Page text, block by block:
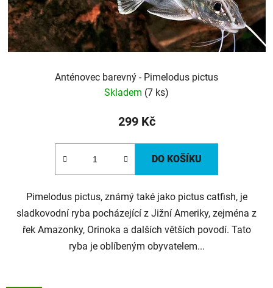
Anténovec barevný - Pimelodus pictus
Skladem (7 ks)
299 Kč
DO KOŠÍKU
Pimelodus pictus, známý také jako pictus catfish, je
sladkovodní ryba pocházející z Jižní Ameriky, zejména z
řek Amazonky, Orinoka a dalších větších povodí. Tato
ryba je oblíbeným obyvatelem...